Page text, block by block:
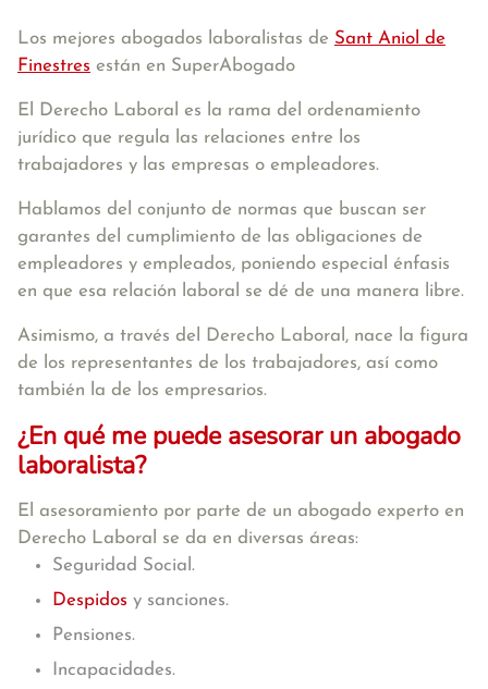
Los mejores abogados laboralistas de Sant Aniol de
Finestres están en SuperAbogado
El Derecho Laboral es la rama del ordenamiento
jurídico que regula las relaciones entre los
trabajadores y las empresas o empleadores.
Hablamos del conjunto de normas que buscan ser
garantes del cumplimiento de las obligaciones de
empleadores y empleados, poniendo especial énfasis
en que esa relación laboral se dé de una manera libre.
Asimismo, a través del Derecho Laboral, nace la figura
de los representantes de los trabajadores, así como
también la de los empresarios.
¿En qué me puede asesorar un abogado
laboralista?
El asesoramiento por parte de un abogado experto en
Derecho Laboral se da en diversas áreas:
Seguridad Social.
Despidos y sanciones.
Pensiones.
Incapacidades.